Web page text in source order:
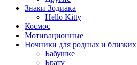
Знаки Зодиака
Hello Kitty
Космос
Мотивационные
Ночники для родных и близких
Бабушке
Брату